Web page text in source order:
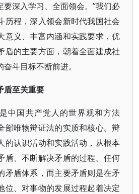
深入学习、全面领会。”我们必
历程，深入领会新时代我国社会
意义、丰富内涵和实践要求，优
盾的主要方面，朝着全面建成社
斗目标不断前进。
盾至关重要
中国共产党人的世界观和方法
部唯物辩证法的实质和核心。辩
的认识活动和实践活动，从根本
盾、不断解决矛盾的过程。任何
矛盾体系，而主要矛盾则是在矛
位、对事物的发展过程起着决定